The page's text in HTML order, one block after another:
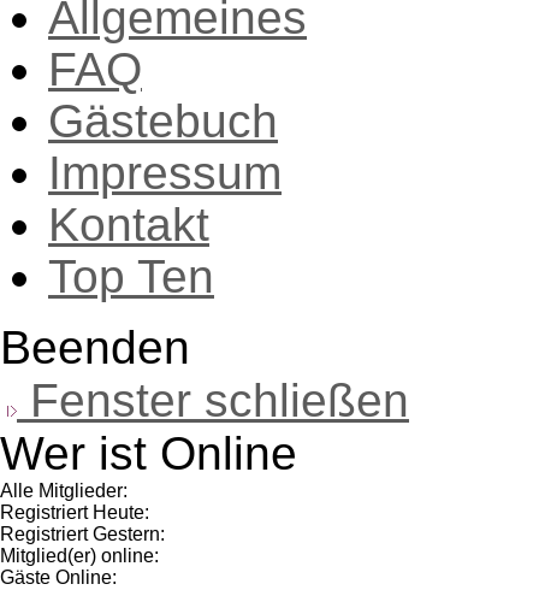
Allgemeines
FAQ
Gästebuch
Impressum
Kontakt
Top Ten
Beenden
Fenster schließen
Wer ist Online
Alle Mitglieder:
Registriert Heute:
Registriert Gestern:
Mitglied(er) online:
Gäste Online: